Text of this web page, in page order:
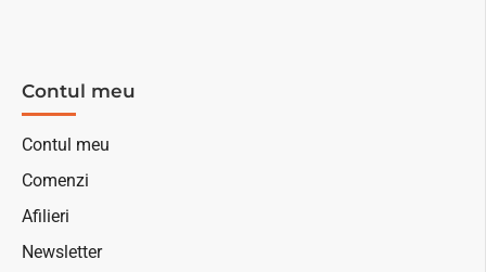
Contul meu
Contul meu
Comenzi
Afilieri
Newsletter